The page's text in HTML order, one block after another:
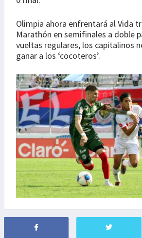
Olimpia ahora enfrentará al Vida
Marathón en semifinales a doble
vueltas regulares, los capitalinos
ganar a los ‘cocoteros’.